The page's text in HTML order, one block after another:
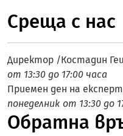
Среща с нас
Директор /Костадин
от 13:30 до 17:00 часа
Приемен ден на
понеделник от 13:30 до
Обратна